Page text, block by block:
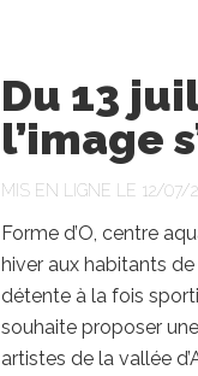
Du 13
l’image
MIS EN LIGNE LE 12/07/
Forme d’O, centre
hiver aux habitants
détente à la fois
souhaite proposer
artistes de la vallée